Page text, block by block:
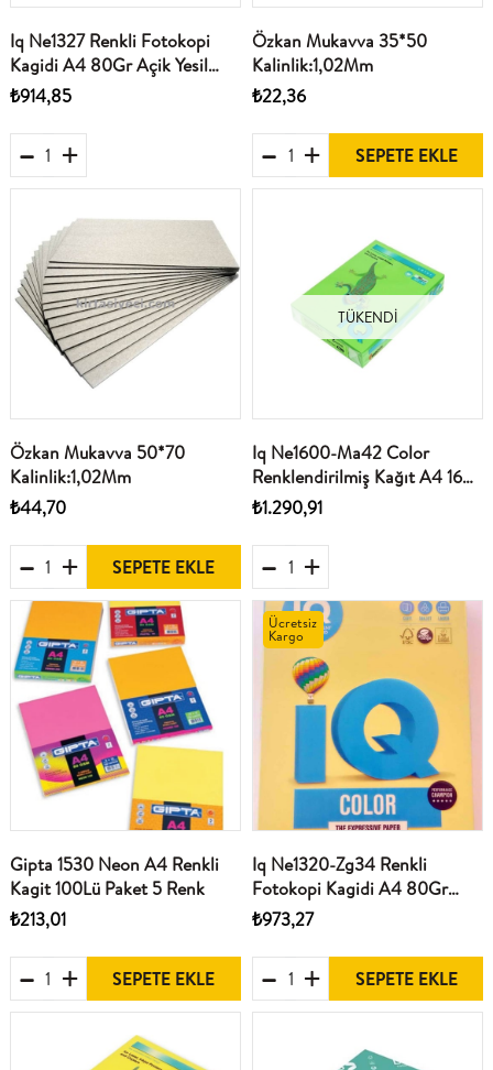
Iq Ne1327 Renkli Fotokopi
Kagidi A4 80Gr Açik Yesil
500Lü Paket
₺914,85
Özkan Mukavva 35*50
Kalinlik:1,02Mm
₺22,36
SEPETE EKLE
Özkan Mukavva 50*70
Kalinlik:1,02Mm
₺44,70
SEPETE EKLE
TÜKENDI
Iq Ne1600-Ma42 Color
Renklendirilmiş Kağıt A4 160
g/m² Bahar Yeşili 250 Yaprak
₺1.290,91
Gipta 1530 Neon A4 Renkli
Kagit 100Lü Paket 5 Renk
₺213,01
SEPETE EKLE
Iq Ne1320-Zg34 Renkli
Fotokopi Kagidi A4 80Gr
Limon Sarisi 500Lü Paket
₺973,27
SEPETE EKLE
Ücretsiz
Kargo